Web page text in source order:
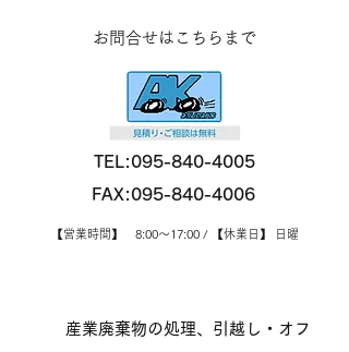
お問合せはこちらまで
TEL: 095-840-4005
FAX: 095-840-4006
【営業時間】 8:00～17:00 / 【休業日】 日曜
産業廃棄物の処理、引越し・オフ